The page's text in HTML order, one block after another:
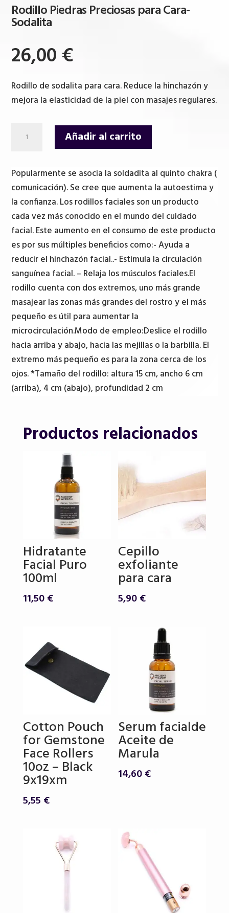
Rodillo Piedras Preciosas para Cara-
Sodalita
26,00€
Rodillo de sodalita para cara. Reduce la hinchazón y
mejora la elasticidad de la piel con masajes regulares.
Piedras
para
Cara-
Sodalita
cantidad
Añadir al carrito
Popularmente se asocia la soldadita al quinto chakra (
comunicación). Se cree que aumenta la autoestima y
la confianza. Los rodillos faciales son un producto
cada vez más conocido en el mundo del cuidado
facial. Este aumento en el consumo de este producto
es por sus múltiples beneficios como:- Ayuda a
reducir el hinchazón facial..- Estimula la circulación
sanguínea facial. – Relaja los músculos faciales.El
rodillo cuenta con dos extremos, uno más grande
masajear las zonas más grandes del rostro y el más
pequeño es útil para aumentar la
microcirculación.Modo de empleo:Deslice el rodillo
hacia arriba y abajo, hacia las mejillas o la barbilla. El
extremo más pequeño es para la zona cerca de los
ojos. *Tamaño del rodillo: altura 15 cm, ancho 6 cm
(arriba), 4 cm (abajo), profundidad 2 cm
Productos relacionados
Hidratante
Facial Puro
100ml
11,50€
Cepillo
exfoliante
para cara
5,90€
Cotton Pouch
for Gemstone
Face Rollers
10oz – Black
9x19xm
5,55 €
Serum facialde
Aceite de
Marula
14,60€